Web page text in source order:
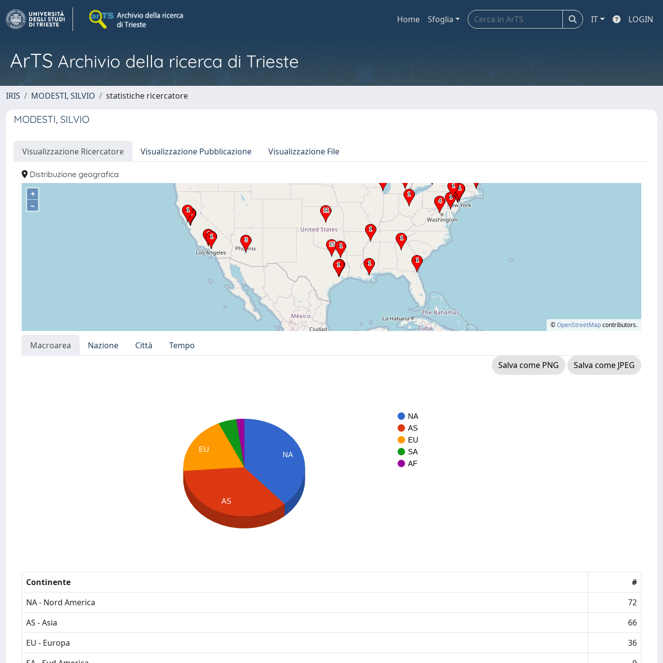
Home Sfoglia IT LOGIN
ArTS Archivio della ricerca di Trieste
IRIS MODESTI, SILVIO statistiche ricercatore
MODESTI, SILVIO
Visualizzazione Ricercatore Visualizzazione Pubblicazione Visualizzazione File
Distribuzione geografica
+
–
©OpenStreetMapcontributors.
Macroarea Nazione Città
Tempo
Salva come PNG
Salva come JPEG
NA
AS
EU
SA
AF
NA
EU
AS
Continente
#
NA - Nord America
72
AS - Asia
66
EU - Europa
36